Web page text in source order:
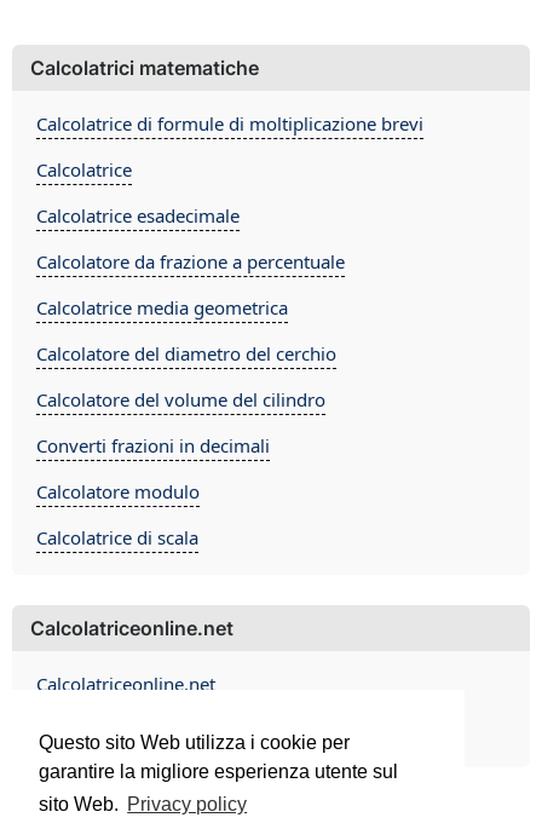
Questo sito Web utilizza i cookie per
garantire la migliore esperienza utente sul
sito Web. Privacy policy
Calcolatrici matematiche
Calcolatrice di formule di moltiplicazione brevi
Calcolatrice
Calcolatrice esadecimale
Calcolatore da frazione a percentuale
Calcolatrice media geometrica
Calcolatore del diametro del cerchio
Calcolatore del volume del cilindro
Converti frazioni in decimali
Calcolatore modulo
Calcolatrice di scala
Calcolatriceonline.net
Calcolatriceonline.net
Contact